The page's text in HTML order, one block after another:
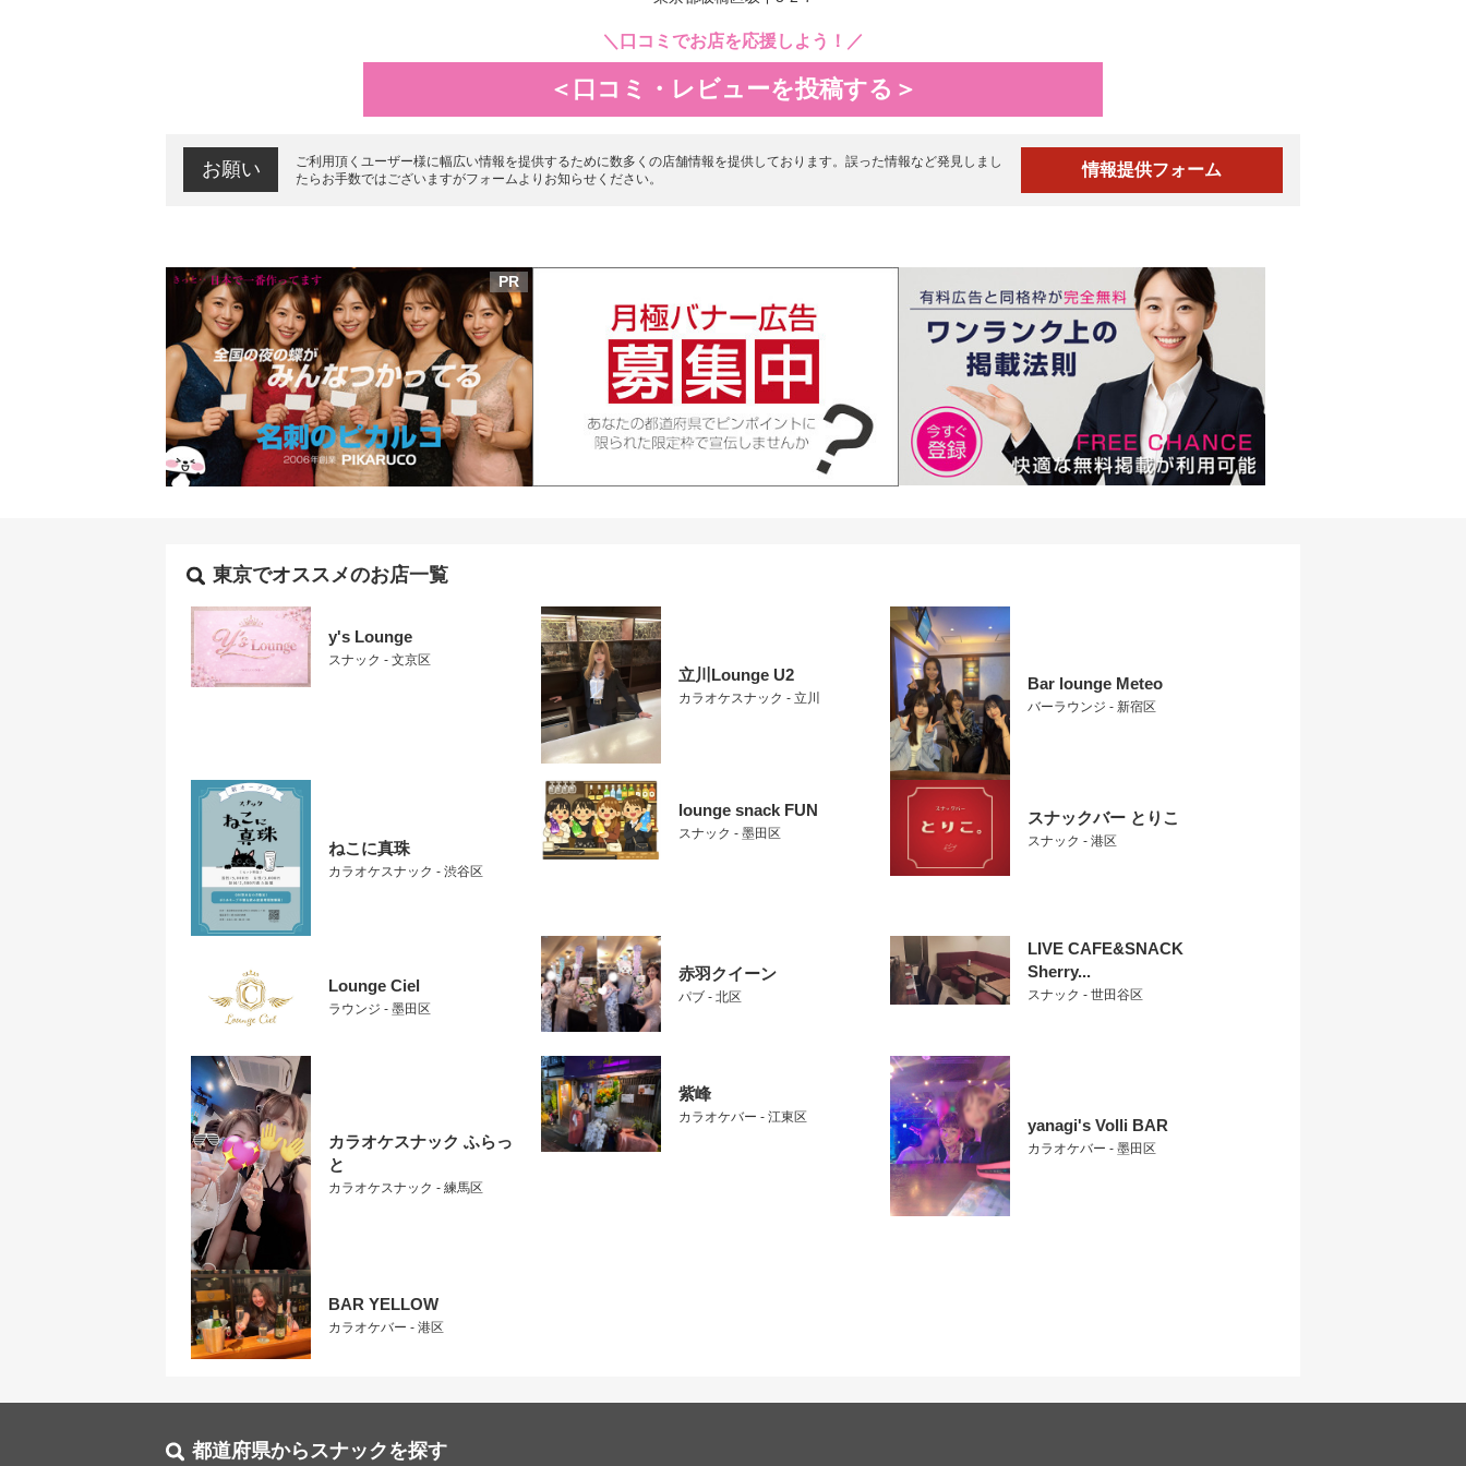
＼口コミでお店を応援しよう！／
＜口コミ・レビューを投稿する＞
お願い
ご利用頂くユーザー様に幅広い情報を提供するために数多くの店舗情報を提供しております。誤った情報など発見しまし
たらお手数ではございますがフォームよりお知らせください。
情報提供フォーム
PR
東京でオススメのお店一覧
y's Lounge
スナック - 文京区
立川Lounge U2
カラオケスナック - 立川
Bar lounge Meteo
バーラウンジ - 新宿区
ねこに真珠
カラオケスナック - 渋谷区
lounge snack FUN
スナック - 墨田区
スナックバー とりこ
スナック - 港区
Lounge Ciel
ラウンジ - 墨田区
赤羽クイーン
パブ - 北区
LIVE CAFE&SNACK
Sherry...
スナック - 世田谷区
カラオケスナック ふらっ
と
カラオケスナック - 練馬区
紫峰
カラオケバー - 江東区 yanagi's Volli BAR
カラオケバー - 墨田区
BAR YELLOW
カラオケバー - 港区
都道府県からスナックを探す